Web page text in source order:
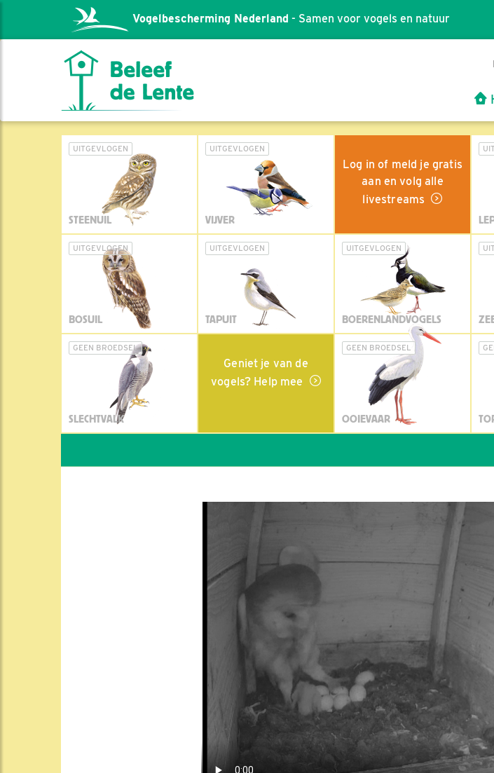
Vogelbescherming Nederland - Samen voor vogels en natuur
UITGEVLOGEN
STEENUIL
UITGEVLOGEN
VIJVER
Log in of meld je gratis
aan en volg alle
livestreams
UITGEVLOGEN
BOSUIL
UITGEVLOGEN
TAPUIT
UITGEVLOGEN
BOERENLANDVOGELS
GEEN BROEDSEL
SLECHTVALK
Geniet je van de
vogels? Help mee
GEEN BROEDSEL
OOIEVAAR